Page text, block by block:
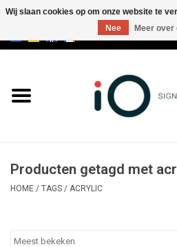
Merken
Producten getagd met
HOME / TAGS / ACRYLIC
Wij slaan cookies op om onze website te
Nee
Meer over